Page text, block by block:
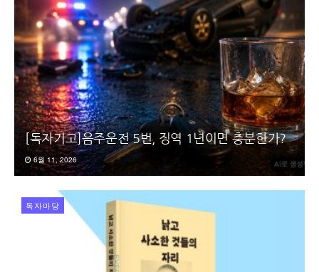
[독자기고]음주운전 5번, 징역 1년이면 충분한가?
6월 11, 2026
독자마당